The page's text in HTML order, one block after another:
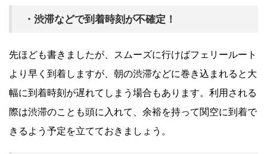
・渋滞などで到着時刻が不確定！
先ほども書きましたが、スムーズに行けばフェリールート
より早く到着しますが、朝の渋滞などに巻き込まれると大
幅に到着時刻が遅れてしまう場合もあります。利用される
際は渋滞のことも頭に入れて、余裕を持って関空に到着で
きるよう予定を立てておきましょう。